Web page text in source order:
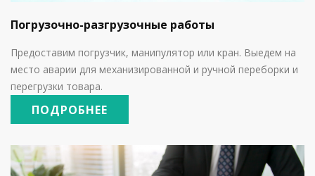
Погрузочно-разгрузочные работы
Предоставим погрузчик, манипулятор или кран. Выедем на
место аварии для механизированной и ручной переборки и
перегрузки товара.
ПОДРОБНЕЕ